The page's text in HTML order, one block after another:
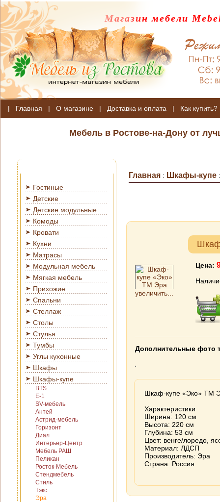
Магазин мебели
| Главная | О магазине | Доставка и оплата | Как купить?
Мебель в Ростове-на-Дону от
Гостиные
Детские
Детские модульные
Комоды
Кровати
Кухни
Матрасы
Модульная мебель
Мягкая мебель
Прихожие
Спальни
Стеллаж
Столы
Стулья
Тумбы
Углы кухонные
Шкафы
Шкафы-купе
BTS
E-1
SV-мебель
Антей
Астрид-мебель
Горизонт
Диал
Интерьер-Центр
Мебель РАШ
Пеликан
Росток-Мебель
Стендмебель
Стиль
Тэкс
Эра
Главная : Шкафы-купе
увеличить...
Цена:
Дополнительные фото
Шкаф-купе «Эко» ТМ
Характеристики
Ширина: 120 см
Высота: 220 см
Глубина: 53 см
Цвет: венге/лоредо,
Материал: ЛДСП
Производитель: Эра
Страна: Россия